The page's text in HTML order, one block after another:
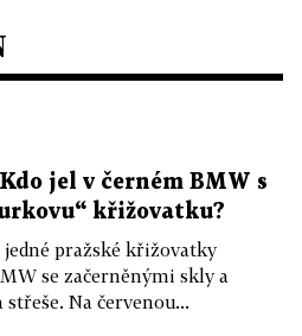
jel v černém BMW s
křižovatku?
jedné pražské křižovatky
se začerněnými skly a
Na červenou...